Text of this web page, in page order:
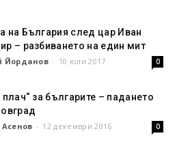
на България след цар Иван
– разбиването на един мит
Йорданов - 10 юли 2017 0
плач“ за българите – падането
- 12 декември 2016 0